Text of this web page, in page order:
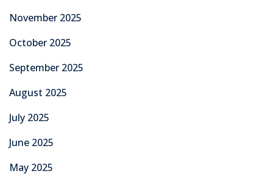
November 2025
October 2025
September 2025
August 2025
July 2025
June 2025
May 2025